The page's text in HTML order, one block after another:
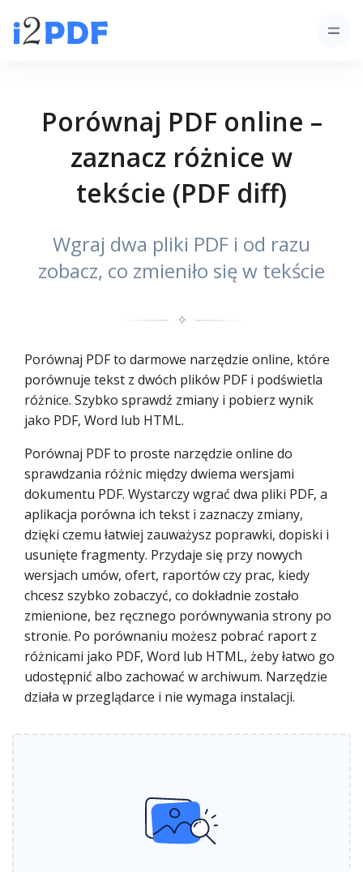
Porównaj PDF online –
zaznacz różnice w
tekście (PDF diff)
Wgraj dwa pliki PDF i od razu
zobacz, co zmieniło się w tekście
✧
Porównaj PDF to darmowe narzędzie online, które
porównuje tekst z dwóch plików PDF i podświetla
różnice. Szybko sprawdź zmiany i pobierz wynik
jako PDF, Word lub HTML.
Porównaj PDF to proste narzędzie online do
sprawdzania różnic między dwiema wersjami
dokumentu PDF. Wystarczy wgrać dwa pliki PDF, a
aplikacja porówna ich tekst i zaznaczy zmiany,
dzięki czemu łatwiej zauważysz poprawki, dopiski i
usunięte fragmenty. Przydaje się przy nowych
wersjach umów, ofert, raportów czy prac, kiedy
chcesz szybko zobaczyć, co dokładnie zostało
zmienione, bez ręcznego porównywania strony po
stronie. Po porównaniu możesz pobrać raport z
różnicami jako PDF, Word lub HTML, żeby łatwo go
udostępnić albo zachować w archiwum. Narzędzie
działa w przeglądarce i nie wymaga instalacji.